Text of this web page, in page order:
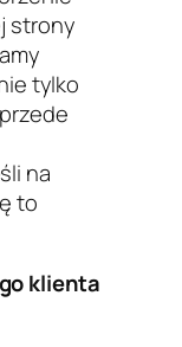
strony
tylko
na
to
klienta